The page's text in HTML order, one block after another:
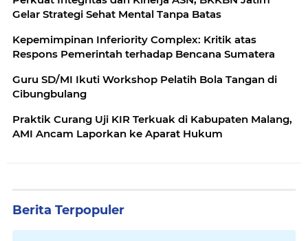
Gelar Strategi Sehat Mental Tanpa Batas
Kepemimpinan Inferiority Complex: Kritik atas
Respons Pemerintah terhadap Bencana Sumatera
Guru SD/MI Ikuti Workshop Pelatih Bola Tangan di
Cibungbulang
Praktik Curang Uji KIR Terkuak di Kabupaten Malang,
AMI Ancam Laporkan ke Aparat Hukum
Berita Terpopuler